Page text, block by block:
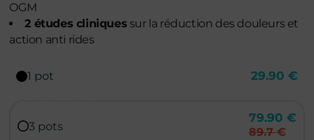
OGM
2 études cliniques sur la réduction des douleurs et
action anti rides
1 pot 29.90 €
3 pots
79.90 €
89.7 €